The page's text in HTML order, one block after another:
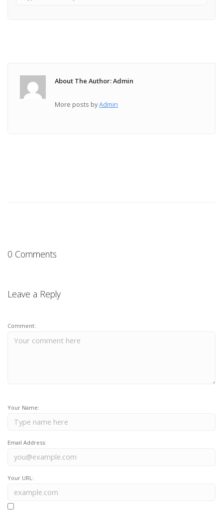
About The Author: Admin
More posts byAdmin
0 Comments
Leave a Reply
Comment:
Your Name:
Email Address:
Your URL: